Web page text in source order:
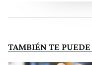
TAMBIÉN TE PUEDE